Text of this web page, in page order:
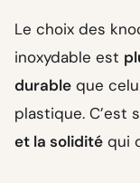
Le choix des
inoxydable est
durable que
plastique. C’est
et la solidité qui